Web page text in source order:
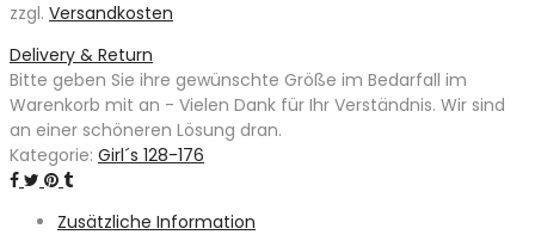
zzgl. Versandkosten
Delivery & Return
Bitte geben Sie ihre gewünschte Größe im Bedarfall im
Warenkorb mit an - Vielen Dank für Ihr Verständnis. Wir sind
an einer schöneren Lösung dran.
Kategorie: Girl´s 128-176
Zusätzliche Information